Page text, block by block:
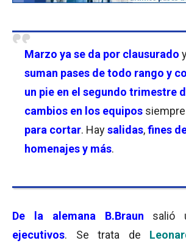
Marzo ya se da por clausurado
suman pases de todo rango y
un pie en el segundo trimestre
cambios en los equipos siempre
para cortar. Haysalidas,fines
homenajes y más.
De la alemana B.Braun salió
ejecutivos. Se trata de